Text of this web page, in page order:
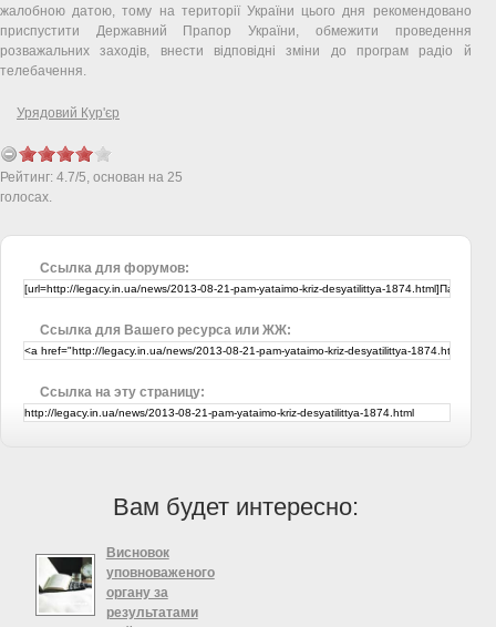
жалобною датою, тому на території України цього дня рекомендовано
приспустити Державний Прапор України, обмежити проведення
розважальних заходів, внести відповідні зміни до програм радіо й
телебачення.
Урядовий Кур'єр
Рейтинг: 4.7/5, основан на 25
голосах.
Ссылка для форумов:
Ссылка для Вашего ресурса или ЖЖ:
Ссылка на эту страницу:
Вам будет интересно:
Висновок
уповноваженого
органу за
результатами